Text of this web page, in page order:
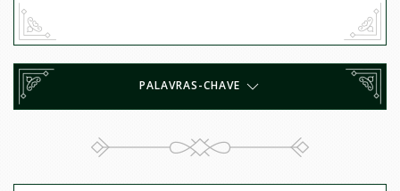
PALAVRAS-CHAVE